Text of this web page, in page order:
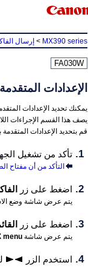
MX390 series
> إرسال
FA030W
الإعدادات
يمكنك تحديد الإعدادات
يصف هذا القسم الإجراءات
قم بتحديد الإعدادات المتقدمة
تأكد من تشغيل
التأكد من أن مفتاح
اضغط على زر
يتم عرض شاشة وضع
اضغط على زر
يتم عرض شاشة menu
استخدم الزر